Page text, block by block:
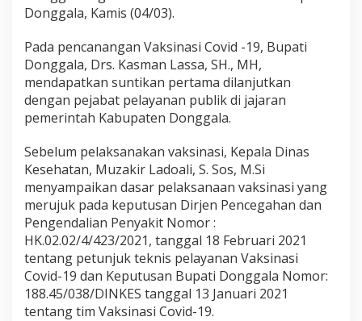
s
n
C
o
v
i
d
1
9
Donggala, Kamis (04/03).
Pada pencanangan Vaksinasi Covid -19, Bupati
Donggala, Drs. Kasman Lassa, SH., MH,
mendapatkan suntikan pertama dilanjutkan
dengan pejabat pelayanan publik di jajaran
pemerintah Kabupaten Donggala.
Sebelum pelaksanakan vaksinasi, Kepala Dinas
Kesehatan, Muzakir Ladoali, S. Sos, M.Si
menyampaikan dasar pelaksanaan vaksinasi yang
merujuk pada keputusan Dirjen Pencegahan dan
Pengendalian Penyakit Nomor :
HK.02.02/4/423/2021, tanggal 18 Februari 2021
tentang petunjuk teknis pelayanan Vaksinasi
Covid-19 dan Keputusan Bupati Donggala Nomor:
188.45/038/DINKES tanggal 13 Januari 2021
tentang tim Vaksinasi Covid-19.